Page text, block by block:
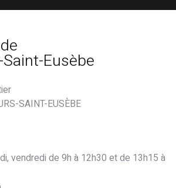
Eusèbe
SAINT-EUSÈBE
vendredi de 9h à 12h30 et de 13h15 à